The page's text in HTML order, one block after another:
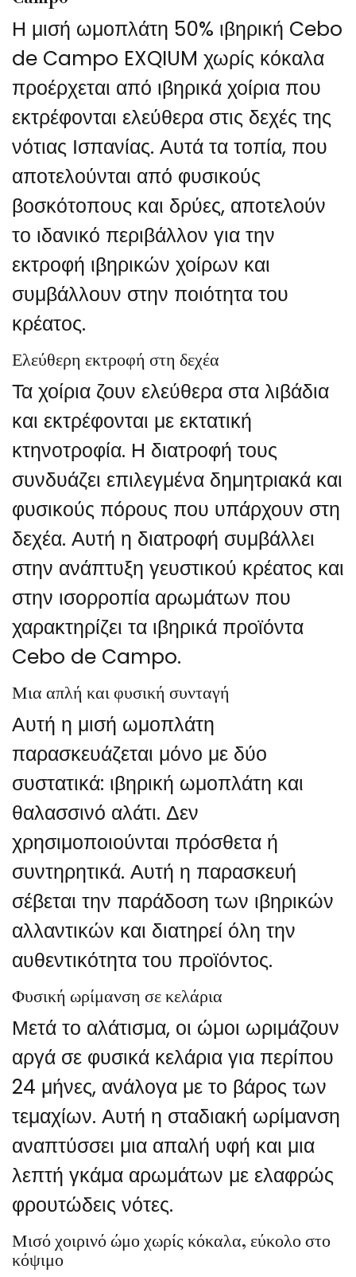
Η μισή ωμοπλάτη 50% ιβηρική Cebo
de Campo EXQIUM χωρίς κόκαλα
προέρχεται από ιβηρικά χοίρια που
εκτρέφονται ελεύθερα στις δεχές της
νότιας Ισπανίας. Αυτά τα τοπία, που
αποτελούνται από φυσικούς
βοσκότοπους και δρύες, αποτελούν
το ιδανικό περιβάλλον για την
εκτροφή ιβηρικών χοίρων και
συμβάλλουν στην ποιότητα του
κρέατος.
Ελεύθερη εκτροφή στη δεχέα
Τα χοίρια ζουν ελεύθερα στα λιβάδια
και εκτρέφονται με εκτατική
κτηνοτροφία. Η διατροφή τους
συνδυάζει επιλεγμένα δημητριακά και
φυσικούς πόρους που υπάρχουν στη
δεχέα. Αυτή η διατροφή συμβάλλει
στην ανάπτυξη γευστικού κρέατος και
στην ισορροπία αρωμάτων που
χαρακτηρίζει τα ιβηρικά προϊόντα
Cebo de Campo.
Μια απλή και φυσική συνταγή
Αυτή η μισή ωμοπλάτη
παρασκευάζεται μόνο με δύο
συστατικά: ιβηρική ωμοπλάτη και
θαλασσινό αλάτι. Δεν
χρησιμοποιούνται πρόσθετα ή
συντηρητικά. Αυτή η παρασκευή
σέβεται την παράδοση των ιβηρικών
αλλαντικών και διατηρεί όλη την
αυθεντικότητα του προϊόντος.
Φυσική ωρίμανση σε κελάρια
Μετά το αλάτισμα, οι ώμοι ωριμάζουν
αργά σε φυσικά κελάρια για περίπου
24 μήνες, ανάλογα με το βάρος των
τεμαχίων. Αυτή η σταδιακή ωρίμανση
αναπτύσσει μια απαλή υφή και μια
λεπτή γκάμα αρωμάτων με ελαφρώς
φρουτώδεις νότες.
Μισό χοιρινό ώμο χωρίς κόκαλα, εύκολο στο
κόψιμο